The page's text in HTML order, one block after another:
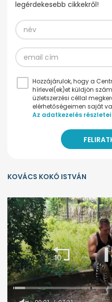
legérdekesebb cikkekről!
Hozzájárulok, hogy a
hírlevel(ek)et küldjön
üzletszerzési céllal
elérhetőségeimen saját
Az adatkezelés részletei
KOVÁCS KOKÓ ISTVÁN